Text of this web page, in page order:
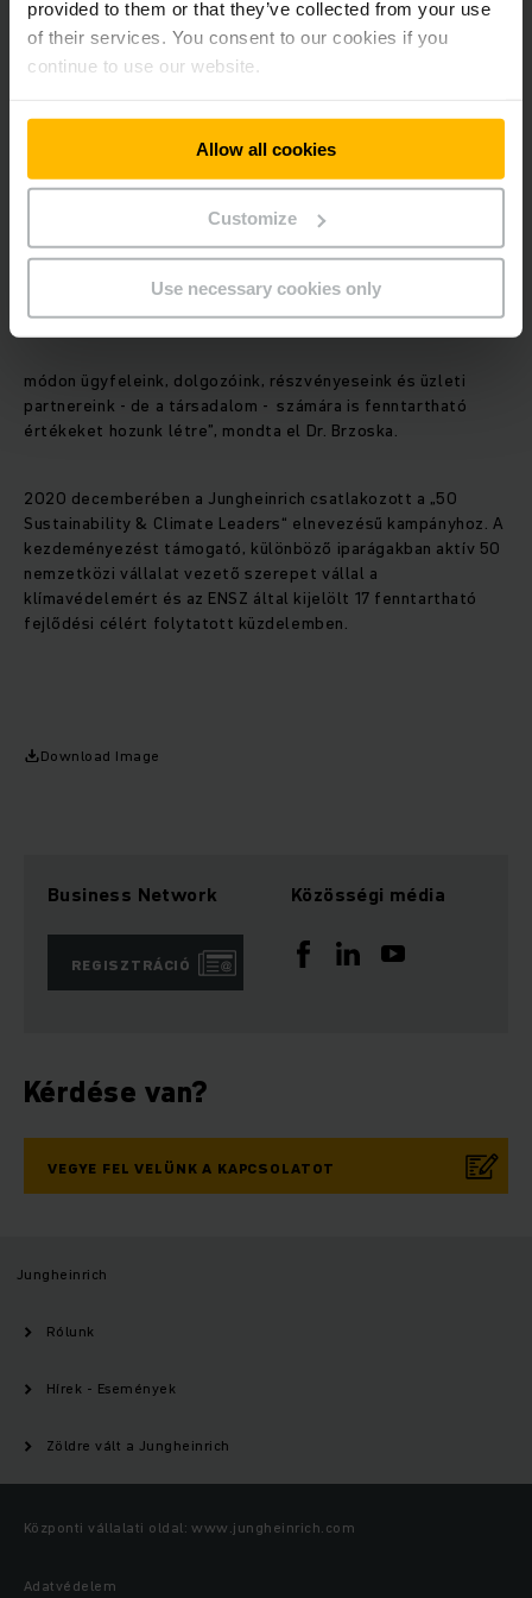
provided to them or that they’ve collected from your use
of their services. You consent to our cookies if you
continue to use our website.
Allow all cookies
Customize
Use necessary cookies only
lábnyomát is.
is javul azzal, hogy a gyártás átáll környezetbarát villamos
áramra. Egy Jungheinrich elektromos targonca által az
életciklus során felhasznált energiának mintegy 11 százaléka
esik a gyártásra. „Termékeinkért mi nem a gyártás során
kezdünk el felelősséget érezni, hanem már jóval azelőtt. A
tevékenységünket annak érdekében, hogy a Jungheinrich
fenntartható szállítói láncokat alakítson ki. Ennek részét
képezi az energiabeszerzés is. Ilyen
módon ügyfeleink, dolgozóink, részvényeseink és üzleti
partnereink - de a társadalom - számára is fenntartható
értékeket hozunk létre”, mondta el Dr. Brzoska.
2020 decemberében a Jungheinrich csatlakozott a „50
Sustainability & Climate Leaders“ elnevezésű kampányhoz. A
kezdeményezést támogató, különböző iparágakban aktív 50
nemzetközi vállalat vezető szerepet vállal a
klímavédelemért és az ENSZ által kijelölt 17 fenntartható
fejlődési célért folytatott küzdelemben.
Download Image
Business Network
REGISZTRÁCIÓ
Közösségi média
Kérdése van?
VEGYE FEL VELÜNK A KAPCSOLATOT
Jungheinrich
Rólunk
Hírek - Események
Zöldre vált a Jungheinrich
Központi vállalati oldal: www.jungheinrich.com
Adatvédelem